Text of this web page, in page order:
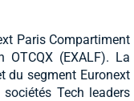
Paris Compartiment
(EXALF). La
du segment Euronext
Tech leaders